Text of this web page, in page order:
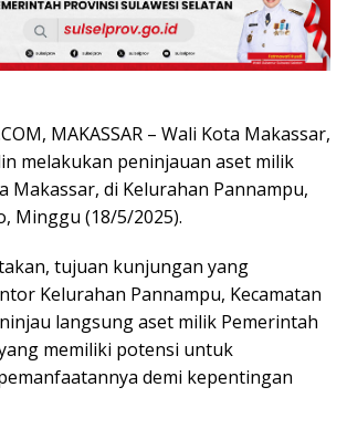
MAKASSAR – Wali Kota Makassar,
melakukan peninjauan aset milik
Makassar, di Kelurahan Pannampu,
Minggu (18/5/2025).
tujuan kunjungan yang
Kelurahan Pannampu, Kecamatan
langsung aset milik Pemerintah
memiliki potensi untuk
demi kepentingan